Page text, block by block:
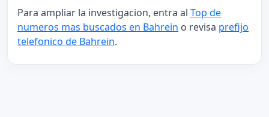
Para ampliar la investigacion, entra al Top de
numeros mas buscados en Bahrein o revisa prefijo
telefonico de Bahrein.